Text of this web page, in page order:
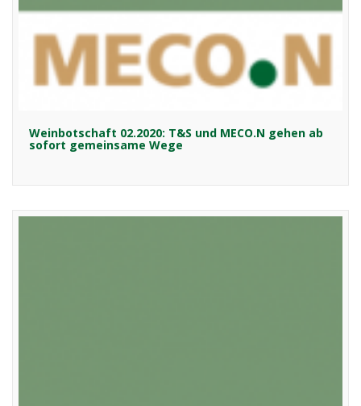
Weinbotschaft 02.2020: T&S und MECO.N gehen ab
sofort gemeinsame Wege